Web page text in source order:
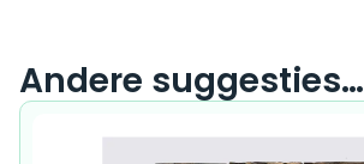
Andere suggesties…